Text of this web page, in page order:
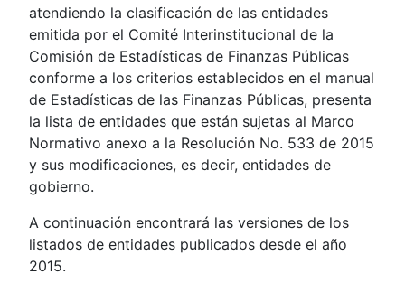
atendiendo la clasificación de las entidades
emitida por el Comité Interinstitucional de la
Comisión de Estadísticas de Finanzas Públicas
conforme a los criterios establecidos en el manual
de Estadísticas de las Finanzas Públicas, presenta
la lista de entidades que están sujetas al Marco
Normativo anexo a la Resolución No. 533 de 2015
y sus modificaciones, es decir, entidades de
gobierno.
A continuación encontrará las versiones de los
listados de entidades publicados desde el año
2015.